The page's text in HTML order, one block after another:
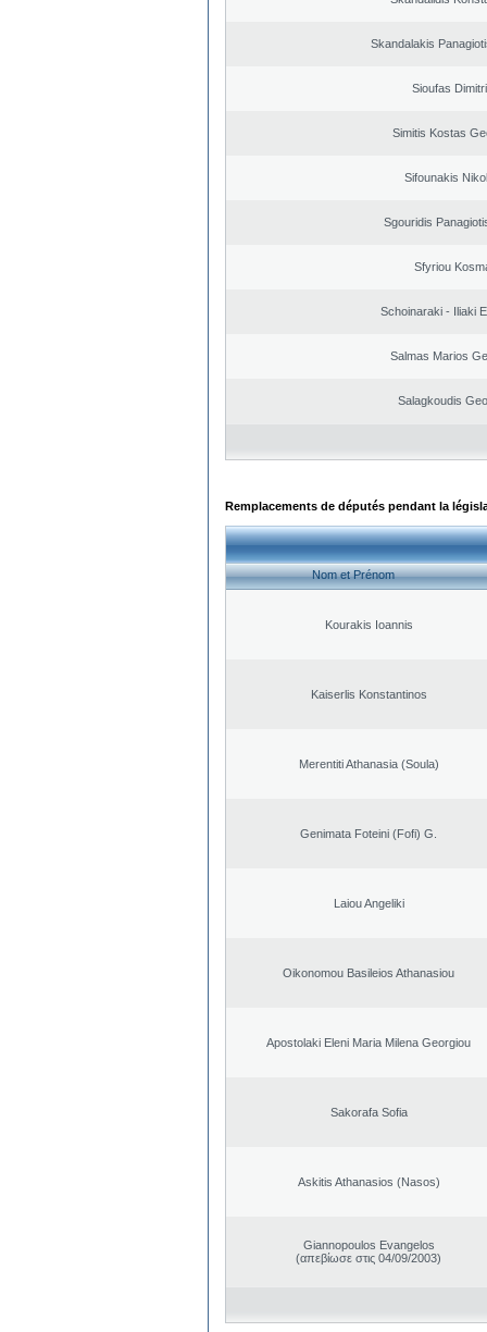
Skandalakis
Sioufas
Simitis Kostas
Sifounakis
Sgouridis
Sfyriou
Schoinaraki - Iliaki
Salmas Marios
Salagkoudis
Remplacements de députés pendant la
Nom et Prénom
Kourakis Ioannis
Kaiserlis Konstantinos
Merentiti Athanasia (Soula)
Genimata Foteini (Fofi) G.
Laiou Angeliki
Oikonomou Basileios Athanasiou
Apostolaki Eleni Maria Milena Georgiou
Sakorafa Sofia
Askitis Athanasios (Nasos)
Giannopoulos Evangelos
(απεβίωσε στις 04/09/2003)